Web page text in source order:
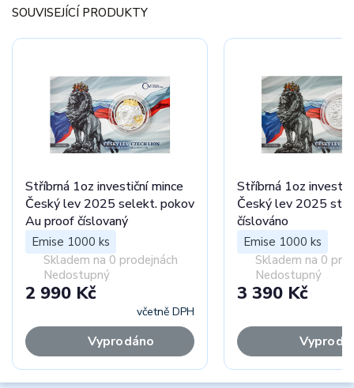
SOUVISEJÍCÍ PRODUKTY
Stříbrná 1oz investiční mince
Český lev 2025 selekt. pokov
Au proof číslovaný
Emise 1000 ks
Skladem na 0 prodejnách
Nedostupný
2 990 Kč
včetně DPH
Vyprodáno
Stříbrná 1oz
Český lev 2025
číslováno
Emise 1000 ks
Skladem na 0
Nedostupný
3 390 Kč